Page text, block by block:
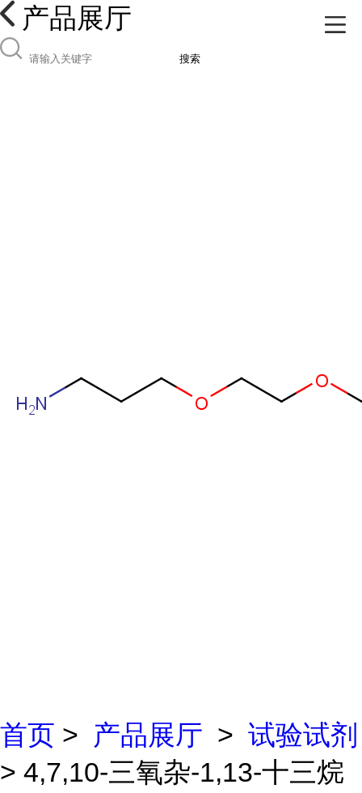
产品展厅
搜索
首页 > 产品展厅 > 试验试剂
> 4,7,10-三氧杂-1,13-十三烷